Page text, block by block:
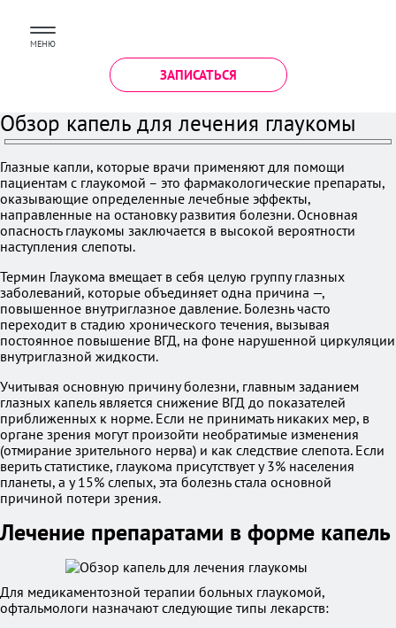
МЕНЮ
ЗАПИСАТЬСЯ
Обзор капель для лечения глаукомы
Глазные капли, которые врачи применяют для помощи
пациентам с глаукомой – это фармакологические препараты,
оказывающие определенные лечебные эффекты,
направленные на остановку развития болезни. Основная
опасность глаукомы заключается в высокой вероятности
наступления слепоты.
Термин Глаукома вмещает в себя целую группу глазных
заболеваний, которые объединяет одна причина —,
повышенное внутриглазное давление. Болезнь часто
переходит в стадию хронического течения, вызывая
постоянное повышение ВГД, на фоне нарушенной циркуляции
внутриглазной жидкости.
Учитывая основную причину болезни, главным заданием
глазных капель является снижение ВГД до показателей
приближенных к норме. Если не принимать никаких мер, в
органе зрения могут произойти необратимые изменения
(отмирание зрительного нерва) и как следствие слепота. Если
верить статистике, глаукома присутствует у 3% населения
планеты, а у 15% слепых, эта болезнь стала основной
причиной потери зрения.
Лечение препаратами в форме капель
Для медикаментозной терапии больных глаукомой,
офтальмологи назначают следующие типы лекарств: